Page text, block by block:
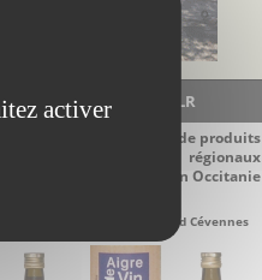
BOUTIQUE - EscapadesLR
notre sélection de produits
régionaux
Languedoc-Roussillon en Occitanie
Aigre-Doux Sud Cévennes
activer